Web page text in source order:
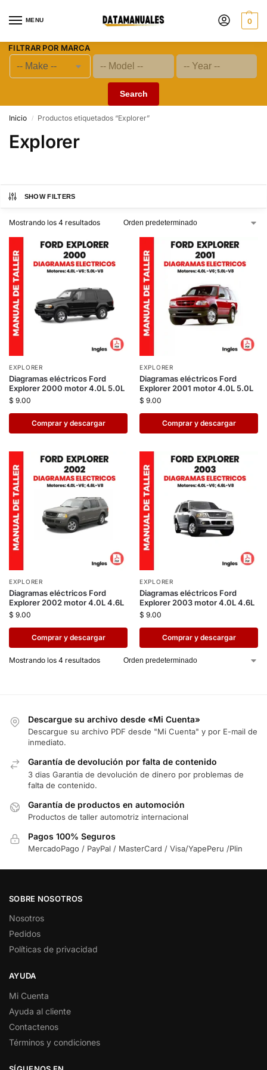
MENU 0
FILTRAR POR MARCA
Search
Inicio / Productos etiquetados “Explorer”
Explorer
SHOW FILTERS
Mostrando los 4 resultados
EXPLORER
Diagramas eléctricos Ford
Explorer 2000 motor 4.0L 5.0L
$ 9.00
Comprar y descargar
EXPLORER
Diagramas eléctricos Ford
Explorer 2001 motor 4.0L 5.0L
$ 9.00
Comprar y descargar
EXPLORER
Diagramas eléctricos Ford
Explorer 2002 motor 4.0L 4.6L
$ 9.00
Comprar y descargar
EXPLORER
Diagramas eléctricos Ford
Explorer 2003 motor 4.0L 4.6L
$ 9.00
Comprar y descargar
Mostrando los 4 resultados
Descargue su archivo desde «Mi Cuenta»
Descargue su archivo PDF desde "Mi Cuenta" y por E-mail de
inmediato.
Garantía de devolución por falta de contenido
3 dias Garantia de devolución de dinero por problemas de
falta de contenido.
Garantía de productos en automoción
Productos de taller automotriz internacional
Pagos 100% Seguros
MercadoPago / PayPal / MasterCard / Visa/YapePeru /Plin
SOBRE NOSOTROS
Nosotros
Pedidos
Políticas de privacidad
AYUDA
Mi Cuenta
Ayuda al cliente
Contactenos
Términos y condiciones